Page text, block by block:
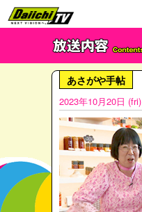
あさがや手帖
2023年10月20日 (fri)